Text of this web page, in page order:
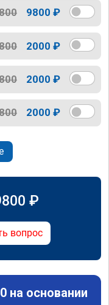
9800 ₽
2000 ₽
2000 ₽
2000 ₽
₽
вопрос
на основании